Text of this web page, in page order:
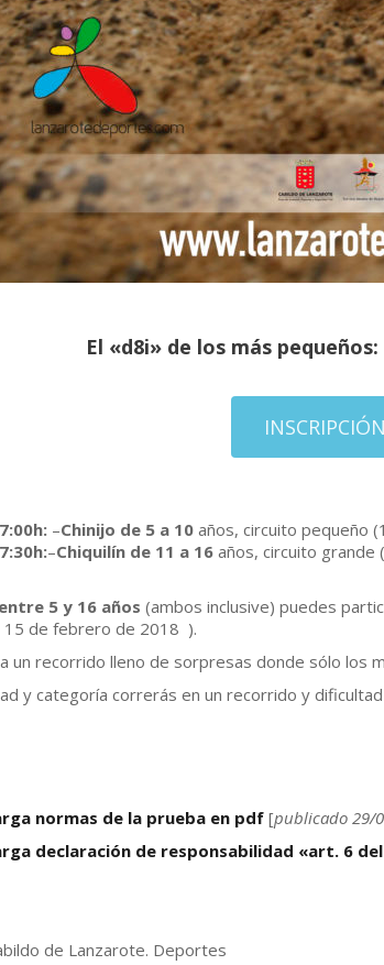
El «d8i» de los más
INSCRIPCIÓN
–Chinijo de 5 a 10 años, circuito pequeño
–Chiquilín de 11 a 16 años, circuito grande
entre 5 y 16 años (ambos inclusive) puedes
de febrero de 2018 ).
un recorrido lleno de sorpresas donde sólo los
y categoría correrás en un recorrido y
normas de la prueba en pdf [publicado 29/
declaración de responsabilidad «art. 6
de Lanzarote. Deportes